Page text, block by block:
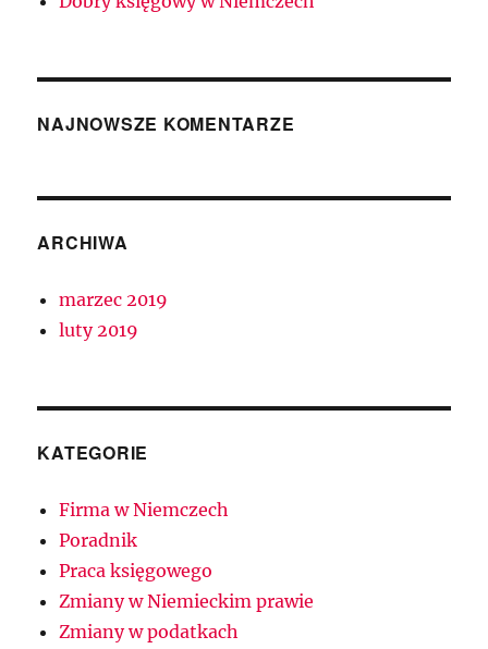
NAJNOWSZE KOMENTARZE
ARCHIWA
marzec 2019
luty 2019
KATEGORIE
Firma w Niemczech
Poradnik
Praca księgowego
Zmiany w Niemieckim prawie
Zmiany w podatkach